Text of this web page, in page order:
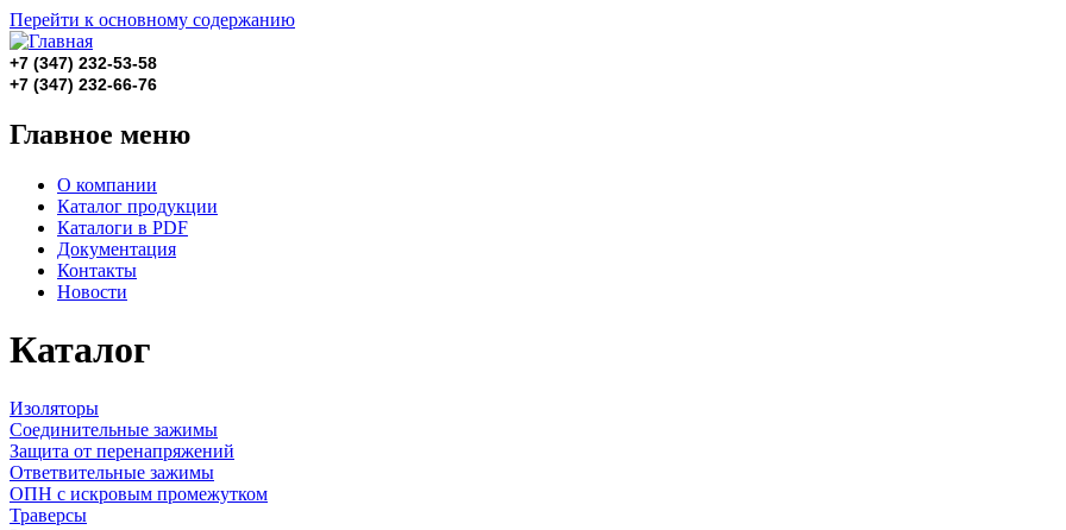
Перейти к основному содержанию
+7 (347) 232-53-58
+7 (347) 232-66-76
Главное меню
О компании
Каталог продукции
Каталоги в PDF
Документация
Контакты
Новости
Каталог
Изоляторы
Соединительные зажимы
Защита от перенапряжений
Ответвительные зажимы
ОПН с искровым промежутком
Траверсы